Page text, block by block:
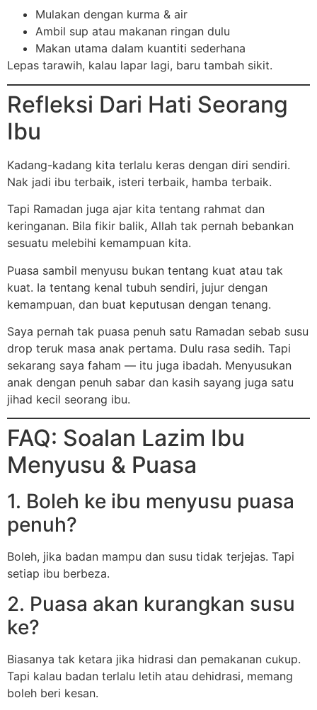
Mulakan dengan kurma & air
Ambil sup atau makanan ringan dulu
Makan utama dalam kuantiti sederhana
Lepas tarawih, kalau lapar lagi, baru tambah sikit.
Refleksi Dari Hati Seorang
Ibu
Kadang-kadang kita terlalu keras dengan diri sendiri.
Nak jadi ibu terbaik, isteri terbaik, hamba terbaik.
Tapi Ramadan juga ajar kita tentang rahmat dan
keringanan. Bila fikir balik, Allah tak pernah bebankan
sesuatu melebihi kemampuan kita.
Puasa sambil menyusu bukan tentang kuat atau tak
kuat. Ia tentang kenal tubuh sendiri, jujur dengan
kemampuan, dan buat keputusan dengan tenang.
Saya pernah tak puasa penuh satu Ramadan sebab susu
drop teruk masa anak pertama. Dulu rasa sedih. Tapi
sekarang saya faham — itu juga ibadah. Menyusukan
anak dengan penuh sabar dan kasih sayang juga satu
jihad kecil seorang ibu.
FAQ: Soalan Lazim Ibu
Menyusu & Puasa
1. Boleh ke ibu menyusu puasa
penuh?
Boleh, jika badan mampu dan susu tidak terjejas. Tapi
setiap ibu berbeza.
2. Puasa akan kurangkan susu
ke?
Biasanya tak ketara jika hidrasi dan pemakanan cukup.
Tapi kalau badan terlalu letih atau dehidrasi, memang
boleh beri kesan.